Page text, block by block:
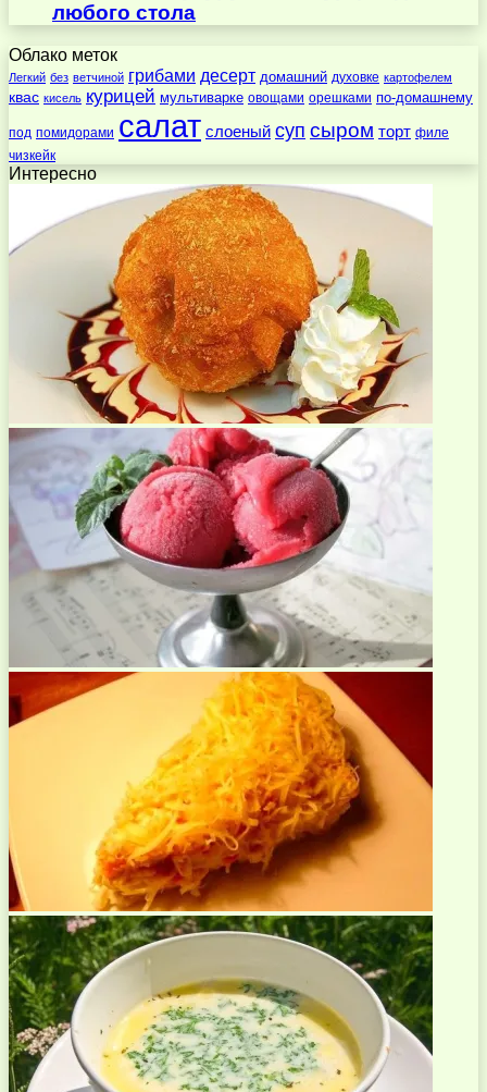
любого стола
Облако меток
Легкий без ветчиной грибами десерт домашний духовке картофелем
квас кисель курицей мультиварке овощами орешками по-домашнему
под помидорами салат слоеный суп сыром торт филе
чизкейк
Интересно